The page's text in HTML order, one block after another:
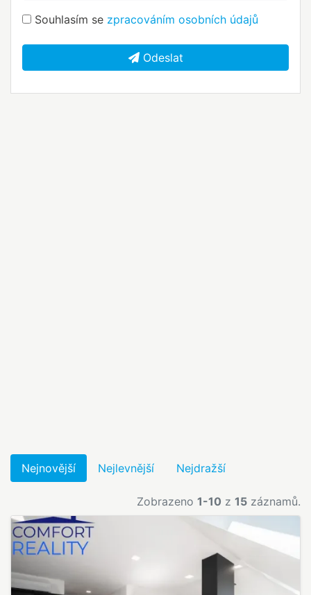
Souhlasím se zpracováním osobních údajů
Odeslat
Nejnovější Nejlevnější Nejdražší
Zobrazeno 1-10 z 15 záznamů.